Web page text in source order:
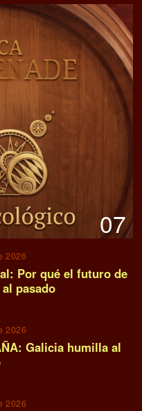
07
2026
Por qué el futuro de
pasado
2026
Galicia humilla al
2026